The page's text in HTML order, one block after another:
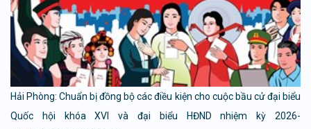
Hải Phòng: Chuẩn bị đồng bộ các điều kiện cho cuộc bầu cử đại biểu
Quốc hội khóa XVI và đại biểu HĐND nhiệm kỳ 2026-